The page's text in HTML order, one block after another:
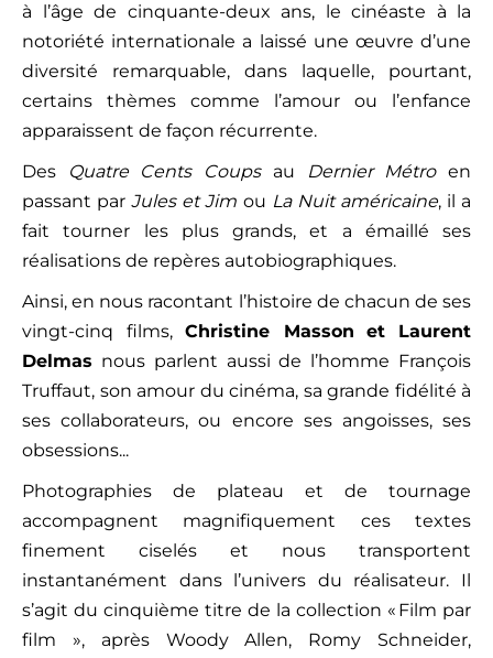
à l’âge de cinquante-deux ans, le cinéaste à la
notoriété internationale a laissé une œuvre d’une
diversité remarquable, dans laquelle, pourtant,
certains thèmes comme l’amour ou l’enfance
apparaissent de façon récurrente.
Des
Quatre Cents Coupsau Dernier Métroen
passant parJules et Jim ou La Nuit américaine, il a
fait tourner les plus grands, et a émaillé ses
réalisations de repères autobiographiques.
Ainsi, en nous racontant l’histoire de chacun de ses
vingt-cinq films,Christine Masson et
Laurent
Delmas nous parlent aussi de l’homme François
Truffaut, son amour du cinéma, sa grande fidélité à
ses collaborateurs, ou encore ses angoisses, ses
obsessions...
Photographies de plateau et de tournage
accompagnent magnifiquement ces textes
finement ciselés et nous transportent
instantanément dans l’univers du réalisateur. Il
s’agit du cinquième titre de la collection « Film par
film », après Woody Allen, Romy Schneider,